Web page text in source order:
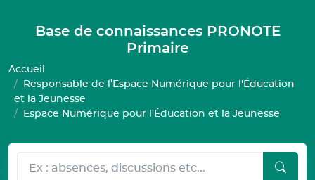
Base de connaissances PRONOTE
Primaire
Accueil
Responsable de l’Espace Numérique pour l'Éducation
et la Jeunesse
Espace Numérique pour l'Éducation et la Jeunesse